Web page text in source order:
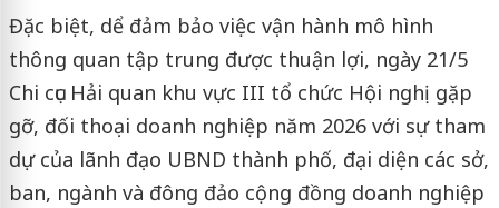
Đặc biệt, dể đảm bảo việc vận hành mô hình
thông quan tập trung được thuận lợi, ngày 21/5
Chi cục Hải quan khu vực III tổ chức Hội nghị gặp
gỡ, đối thoại doanh nghiệp năm 2026 với sự tham
dự của lãnh đạo UBND thành phố, đại diện các sở,
ban, ngành và đông đảo cộng đồng doanh nghiệp